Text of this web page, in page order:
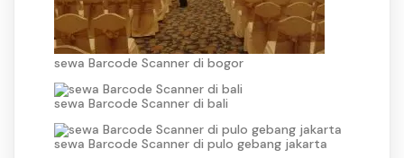
sewa Barcode Scanner di bogor
sewa Barcode Scanner di bali
sewa Barcode Scanner di pulo gebang jakarta